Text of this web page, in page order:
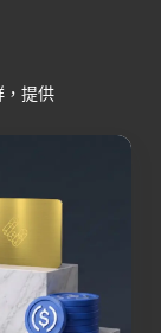
，提供
交易所
Bybit
OKX
BIT